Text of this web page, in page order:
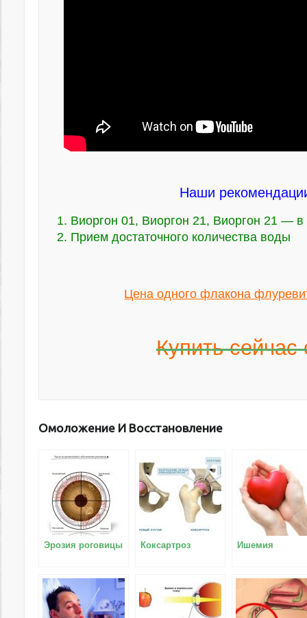
Наши
Виоргон 01, Виоргон 21, Виоргон 21 —
Прием достаточного количества воды
Цена одного флакона
Купить сейчас
Омоложение И Восстановление
Эрозия роговицы Коксартроз Ишемия